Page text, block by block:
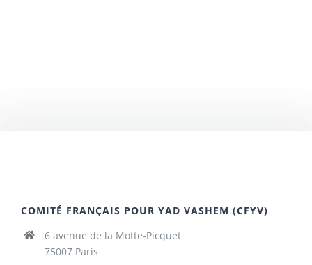
COMITÉ FRANÇAIS POUR YAD VASHEM (CFYV)
6 avenue de la Motte-Picquet
75007 Paris